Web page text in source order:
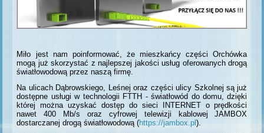
Miło jest nam poinformować, że mieszkańcy części Orchówka
mogą już skorzystać z najlepszej jakości usług oferowanych drogą
światłowodową przez naszą firmę.
Na ulicach Dąbrowskiego, Leśnej oraz części ulicy Szkolnej są już
dostępne usługi w technologii FTTH - światłowód do domu, dzięki
której można uzyskać dostęp do sieci INTERNET o prędkości
nawet 400 Mb/s oraz cyfrowej telewizji kablowej JAMBOX
dostarczanej drogą światłowodową (https://jambox.pl).